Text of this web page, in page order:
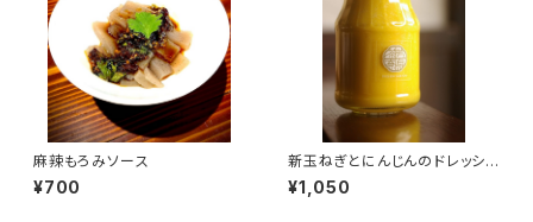
麻辣もろみソース
¥700
新玉ねぎとにんじんのドレッシン
グ
¥1,050